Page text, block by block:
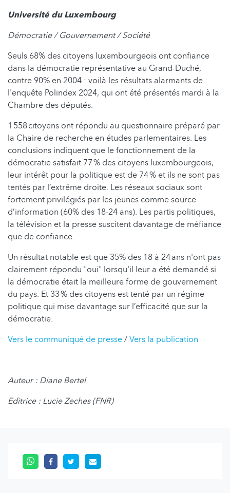
Université du Luxembourg
Démocratie / Gouvernement / Société
Seuls 68% des citoyens luxembourgeois ont confiance
dans la démocratie représentative au Grand-Duché,
contre 90% en 2004 : voilà les résultats alarmants de
l'enquête Polindex 2024, qui ont été présentés mardi à la
Chambre des députés.
1 558 citoyens ont répondu au questionnaire préparé par
la Chaire de recherche en études parlementaires. Les
conclusions indiquent que le fonctionnement de la
démocratie satisfait 77 % des citoyens luxembourgeois,
leur intérêt pour la politique est de 74 % et ils ne sont pas
tentés par l’extrême droite. Les réseaux sociaux sont
fortement privilégiés par les jeunes comme source
d’information (60% des 18-24 ans). Les partis politiques,
la télévision et la presse suscitent davantage de méfiance
que de confiance.
Un résultat notable est que 35% des 18 à 24 ans n'ont pas
clairement répondu "oui" lorsqu'il leur a été demandé si
la démocratie était la meilleure forme de gouvernement
du pays. Et 33 % des citoyens est tenté par un régime
politique qui mise davantage sur l’efficacité que sur la
démocratie.
Vers le communiqué de presse/Vers la publication
Auteur : Diane Bertel
Editrice : Lucie Zeches (FNR)